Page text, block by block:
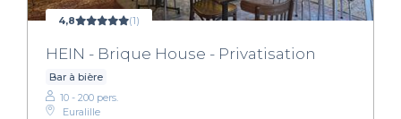
4,8 (1)
HEIN - Brique House - Privatisation
Bar à bière
10 - 200 pers.
Euralille